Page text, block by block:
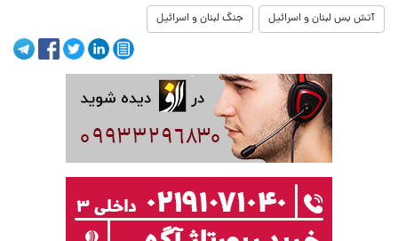
آتش بس لبنان و اسرائیل جنگ لبنان و اسرائیل